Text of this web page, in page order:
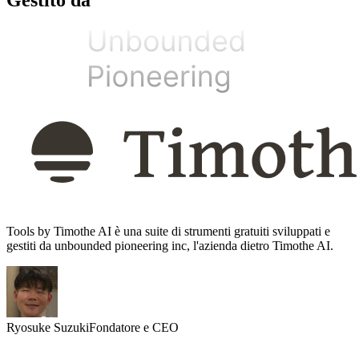
Tools by Timothe AI è una suite di strumenti gratuiti sviluppati e
gestiti da unbounded pioneering inc, l'azienda dietro Timothe AI.
Ryosuke SuzukiFondatore e CEO